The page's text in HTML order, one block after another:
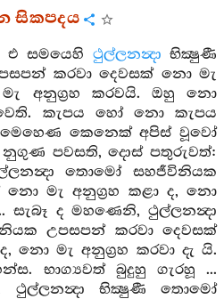
සිකපදය
එ සමයෙහි ථුල්ලනන්‍දා භික්‍ෂුණී
කරවා දෙවසක් නො මැ
අනුග්‍රහ කරවයි. ඔහු නො
කැපය හෝ නො කැපය
කෙනෙක් අපිස් වූවෝ
පවසති, දොස් පතුරුවත්:
තොමෝ සහජීවිනියක
නො මැ අනුග්‍රහ කළා ද, නො
සැබෑ ද මහණෙනි, ථුල්ලනන්‍දා
උපසපන් කරවා දෙවසක්
නො මැ අනුග්‍රහ කරවා දැ යි.
භාග්‍යවත් බුදුහු ගැරහූ ...
භික්‍ෂුණී තොමෝ